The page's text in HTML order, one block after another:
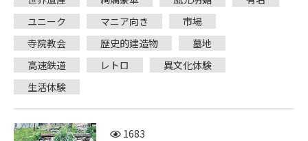
ユニーク
マニア向き
市場
寺院教会
歴史的建造物
墓地
高速鉄道
レトロ
異文化体験
生活体験
1683